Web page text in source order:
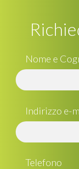
Nome e
Indirizzo e-
Telefono